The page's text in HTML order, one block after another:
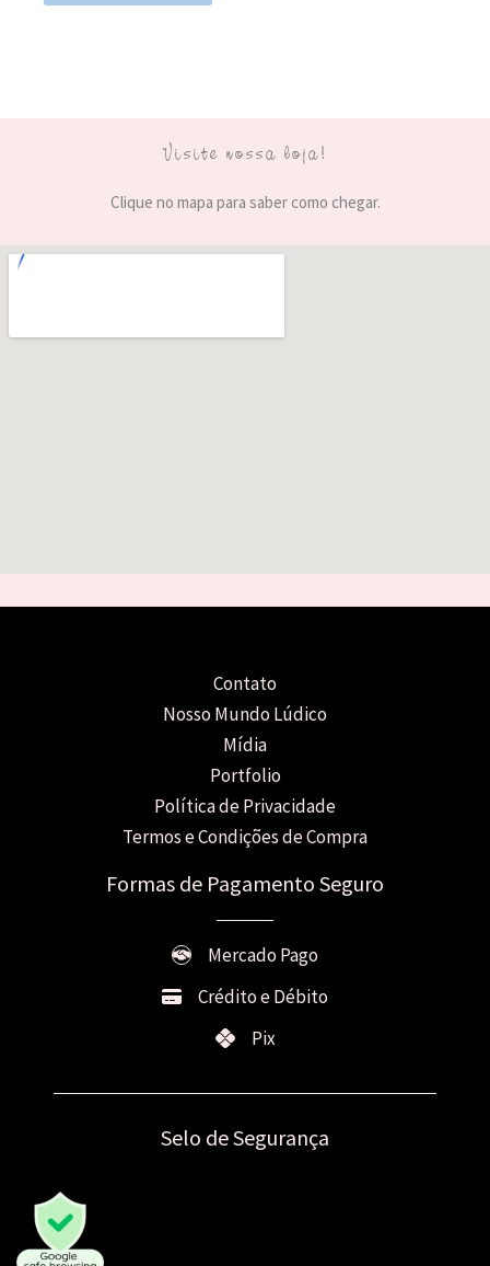
Visite nossa loja!
Clique no mapa para saber como chegar.
Contato
Nosso Mundo Lúdico
Mídia
Portfolio
Política de Privacidade
Termos e Condições de Compra
Formas de Pagamento Seguro
Mercado Pago
Crédito e Débito
Pix
Selo de Segurança